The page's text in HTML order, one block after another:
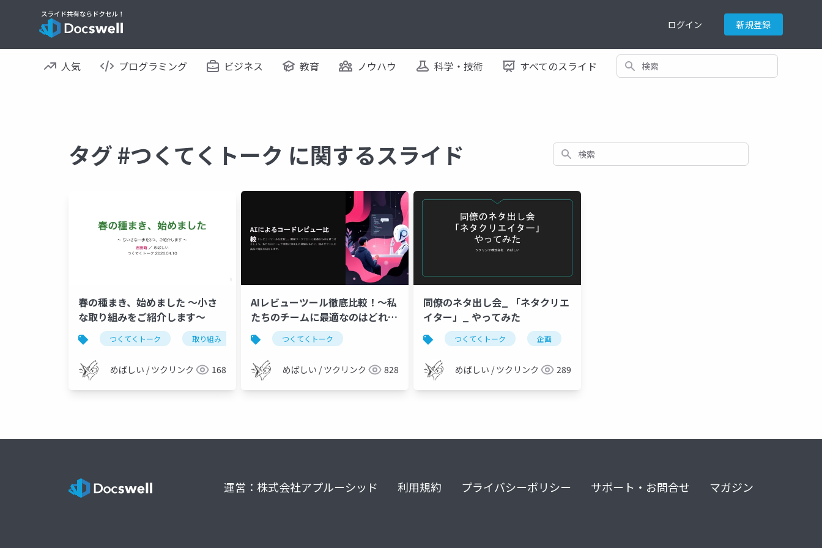
ログイン 新規登録
人気 プログラミング ビジネス 教育 ノウハウ 科学・技術 すべてのスライド 検索
タグ #つくてくトーク に関するスライド 検索
春の種まき、始めました 〜小さ
な取り組みをご紹介します〜
つくてくトーク 取り組み
めばしい / ツクリンク 168
AIレビューツール徹底比較！〜私
たちのチームに最適なのはどれ
だ？
つくてくトーク
めばしい / ツクリンク 828
同僚のネタ出し会_ 「ネタクリエ
イター」_ やってみた
つくてくトーク 企画
めばしい / ツクリンク 289
運営：株式会社アプルーシッド 利用規約 プライバシーポリシー サポート・お問合せ マガジン